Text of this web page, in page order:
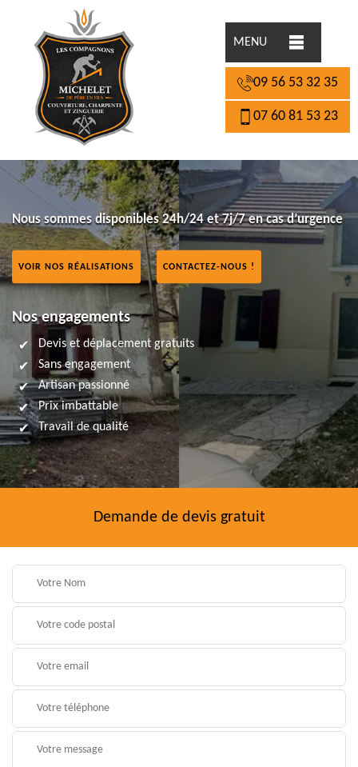
MENU
09 56 53 32 35
07 60 81 53 23
Nous sommes disponibles 24h/24 et 7j/7 en cas d’urgence
VOIR NOS RÉALISATIONS CONTACTEZ-NOUS !
Nos engagements
Devis et déplacement gratuits
Sans engagement
Artisan passionné
Prix imbattable
Travail de qualité
Demande de devis gratuit